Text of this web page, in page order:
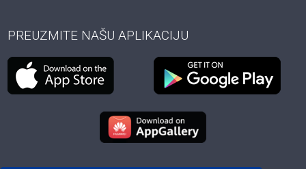
PREUZMITE NAŠU APLIKACIJU